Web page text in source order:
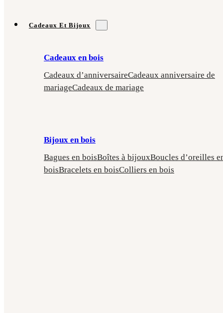
Cadeaux Et Bijoux
Cadeaux en bois
Cadeaux d’anniversaireCadeaux anniversaire de
mariageCadeaux de mariage
Bijoux en bois
Bagues en boisBoîtes à bijouxBoucles d’oreilles
boisBracelets en boisColliers en bois